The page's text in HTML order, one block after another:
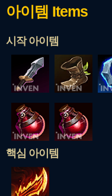
아이템 Items
시작 아이템
핵심 아이템